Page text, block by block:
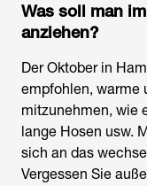
Was soll man
anziehen?
Der Oktober in
empfohlen, warme
mitzunehmen, wie
lange Hosen usw.
sich an das
Vergessen Sie